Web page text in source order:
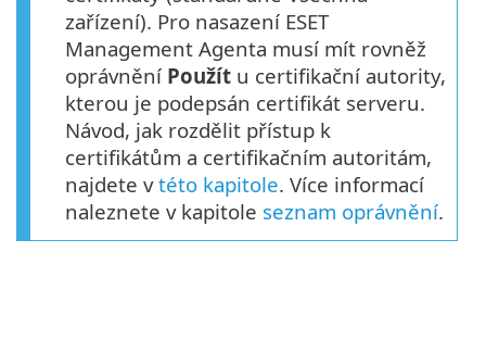
zařízení). Pro nasazení ESET
Management Agenta musí mít rovněž
oprávnění Použít u certifikační autority,
kterou je podepsán certifikát serveru.
Návod, jak rozdělit přístup k
certifikátům a certifikačním autoritám,
najdete vtéto kapitole. Více informací
naleznete v kapitole seznam oprávnění.